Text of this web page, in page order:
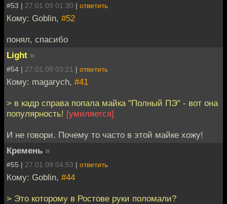
#53 | 27.01.09 01:30 | ответить
Кому: Goblin, #52
понял, спасибо
Light »
#54 | 27.01.09 03:21 | ответить
Кому: magarych, #41
> в кадр справа попала майка "Полный ПЭ" - вот она
популярность! [умиляется]
И не говори. Почему то часто в этой майке хожу!
Кремень »
#55 | 27.01.09 04:53 | ответить
Кому: Goblin, #44
> Это которому в Ростове руки поломали?